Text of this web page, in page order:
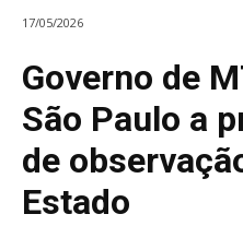
17/05/2026
Governo de
São Paulo a
de
Estado